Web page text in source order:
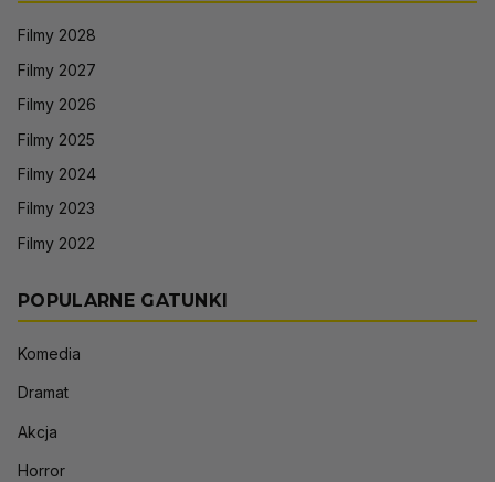
Filmy 2028
Filmy 2027
Filmy 2026
Filmy 2025
Filmy 2024
Filmy 2023
Filmy 2022
POPULARNE GATUNKI
Komedia
Dramat
Akcja
Horror